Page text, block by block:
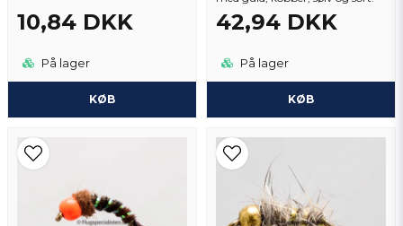
10,84 DKK
På lager
KØB
42,94 DKK
På lager
KØB